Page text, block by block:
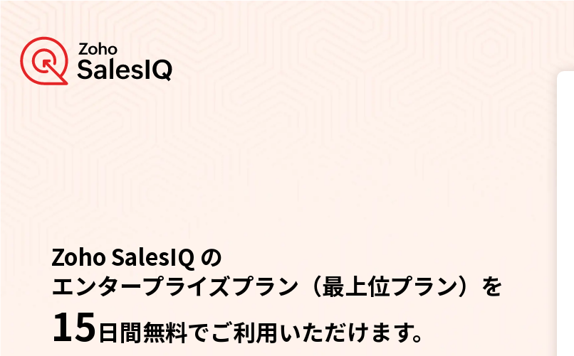
Zoho SalesIQ の
エンタープライズプラン（最上位プラン）を
15日間無料でご利用いただけます。